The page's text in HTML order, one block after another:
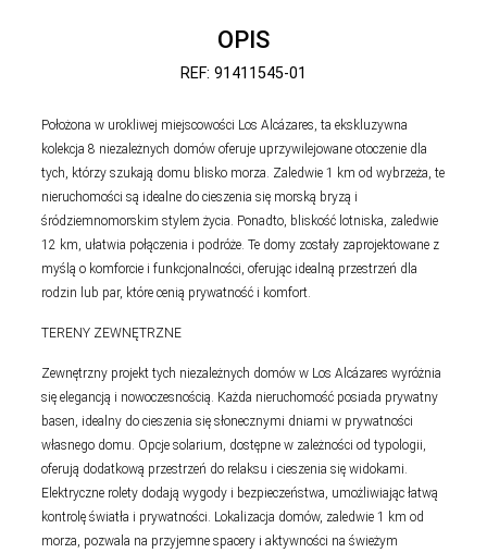
OPIS
REF: 91411545-01
Położona w urokliwej miejscowości Los Alcázares, ta ekskluzywna
kolekcja 8 niezależnych domów oferuje uprzywilejowane otoczenie dla
tych, którzy szukają domu blisko morza. Zaledwie 1 km od wybrzeża, te
nieruchomości są idealne do cieszenia się morską bryzą i
śródziemnomorskim stylem życia. Ponadto, bliskość lotniska, zaledwie
12 km, ułatwia połączenia i podróże. Te domy zostały zaprojektowane z
myślą o komforcie i funkcjonalności, oferując idealną przestrzeń dla
rodzin lub par, które cenią prywatność i komfort.
TERENY ZEWNĘTRZNE
Zewnętrzny projekt tych niezależnych domów w Los Alcázares wyróżnia
się elegancją i nowoczesnością. Każda nieruchomość posiada prywatny
basen, idealny do cieszenia się słonecznymi dniami w prywatności
własnego domu. Opcje solarium, dostępne w zależności od typologii,
oferują dodatkową przestrzeń do relaksu i cieszenia się widokami.
Elektryczne rolety dodają wygody i bezpieczeństwa, umożliwiając łatwą
kontrolę światła i prywatności. Lokalizacja domów, zaledwie 1 km od
morza, pozwala na przyjemne spacery i aktywności na świeżym